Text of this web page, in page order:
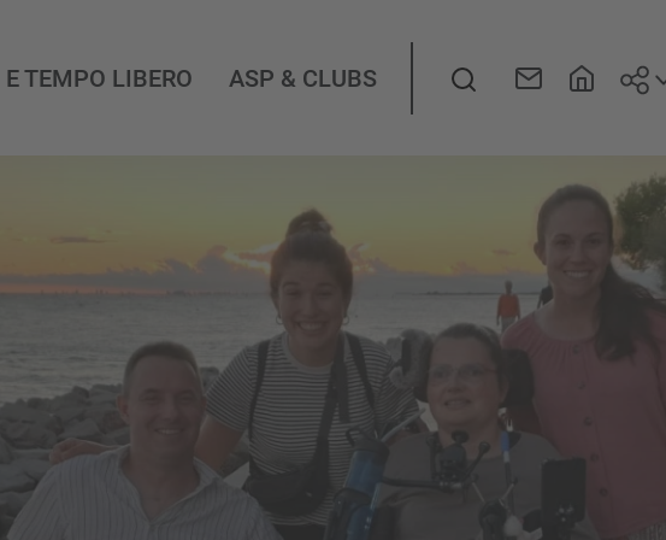
TEMPO LIBERO ASP & CLUBS